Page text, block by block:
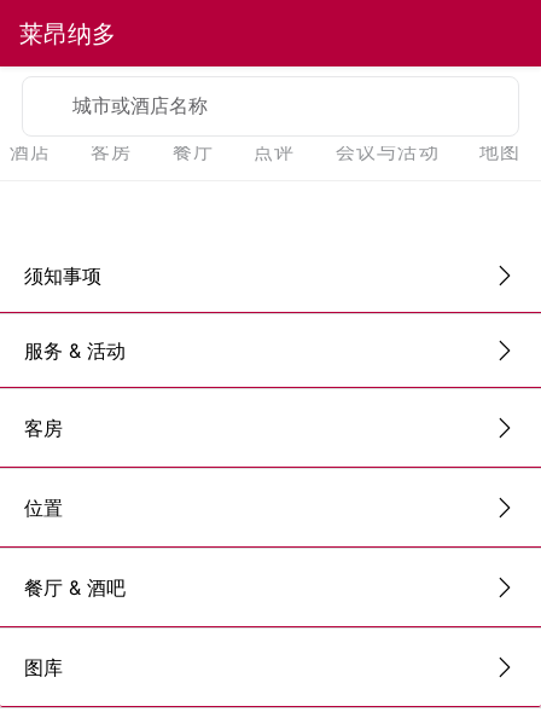
莱昂纳多
城市或酒店名称
酒店 客房 餐厅 点评 会议与活动 地图
须知事项
服务 & 活动
客房
位置
餐厅 & 酒吧
图库